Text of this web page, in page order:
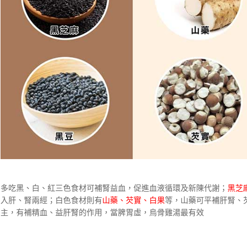
多吃黑、白、紅三色食材可補腎益血，促進血液循環及新陳代謝； 黑芝
入肝、腎兩經；白色食材則有山藥、芡實、白果等，山藥可平補肝腎、
主，有補精血、益肝腎的作用，當脾胃虛，烏骨雞湯最有效